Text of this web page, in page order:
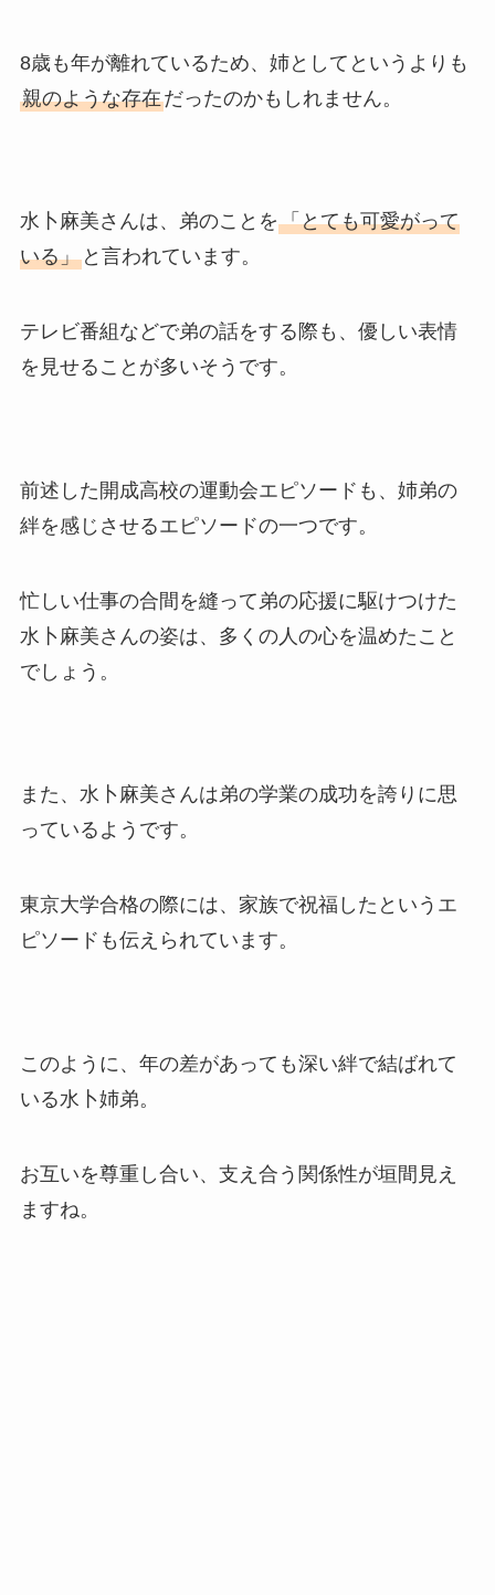
8歳も年が離れているため、姉としてというよりも
親のような存在だったのかもしれません。
水卜麻美さんは、弟のことを「とても可愛がって
いる」と言われています。
テレビ番組などで弟の話をする際も、優しい表情
を見せることが多いそうです。
前述した開成高校の運動会エピソードも、姉弟の
絆を感じさせるエピソードの一つです。
忙しい仕事の合間を縫って弟の応援に駆けつけた
水卜麻美さんの姿は、多くの人の心を温めたこと
でしょう。
また、水卜麻美さんは弟の学業の成功を誇りに思
っているようです。
東京大学合格の際には、家族で祝福したというエ
ピソードも伝えられています。
このように、年の差があっても深い絆で結ばれて
いる水卜姉弟。
お互いを尊重し合い、支え合う関係性が垣間見え
ますね。